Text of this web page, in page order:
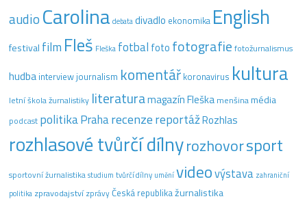
audio Carolina debata divadlo ekonomika English
festival film Fleš Fleška fotbal foto fotografie fotožurnalismus
hudba interview journalism komentář koronavirus kultura
letní škola žurnalistiky literaturamagazín Fleška menšinamédia
podcast politikaPraharecenzereportážRozhlas
rozhlasové tvůrčí dílnyrozhovorsport
sportovní žurnalistika studium tvůrčí dílny uměnívideovýstava zahraniční
politika zpravodajstvízprávyČeská republikažurnalistika